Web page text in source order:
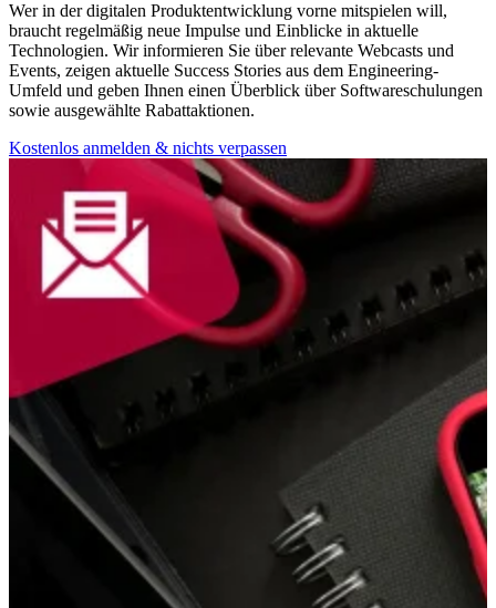
Wer in der digitalen Produktentwicklung vorne mitspielen will,
braucht regelmäßig neue Impulse und Einblicke in aktuelle
Technologien. Wir informieren Sie über relevante Webcasts und
Events, zeigen aktuelle Success Stories aus dem Engineering-
Umfeld und geben Ihnen einen Überblick über Softwareschulungen
sowie ausgewählte Rabattaktionen.
Kostenlos anmelden & nichts verpassen